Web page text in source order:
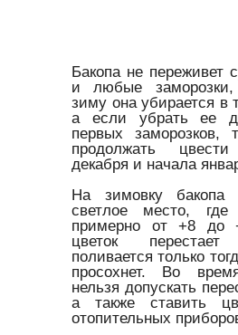
Бакопа не переживет
и любые
зиму она убирается в
а если убрать ее
первых заморозков,
продолжать
декабря и начала
На зимовку бакопа
светлое место, где
примерно от +8 до
цветок
поливается только
просохнет. Во
нельзя допускать
а также ставить
отопительных